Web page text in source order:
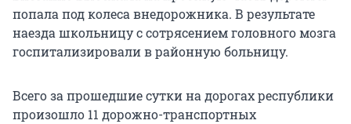
попала под колеса внедорожника. В результате
наезда школьницу с сотрясением головного мозга
госпитализировали в районную больницу.
Всего за прошедшие сутки на дорогах республики
произошло 11 дорожно-транспортных